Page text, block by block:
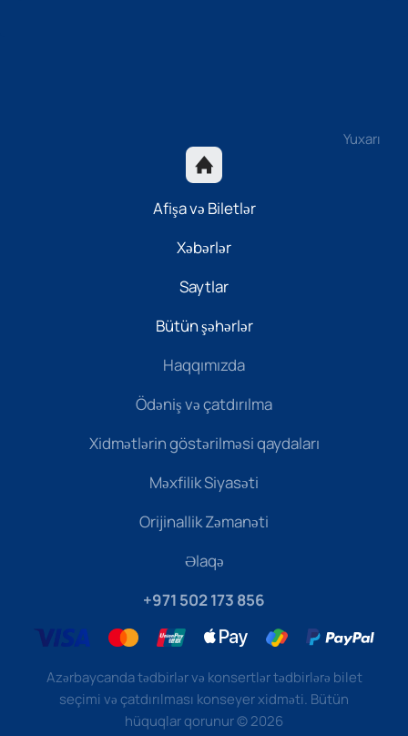
Yuxarı
Afişa və Biletlər
Xəbərlər
Saytlar
Bütün şəhərlər
Haqqımızda
Ödəniş və çatdırılma
Xidmətlərin göstərilməsi qaydaları
Məxfilik Siyasəti
Orijinallik Zəmanəti
Əlaqə
+971 502 173 856
Azərbaycanda tədbirlər və konsertlər tədbirlərə bilet
seçimi və çatdırılması konseyer xidməti. Bütün
hüquqlar qorunur©2026